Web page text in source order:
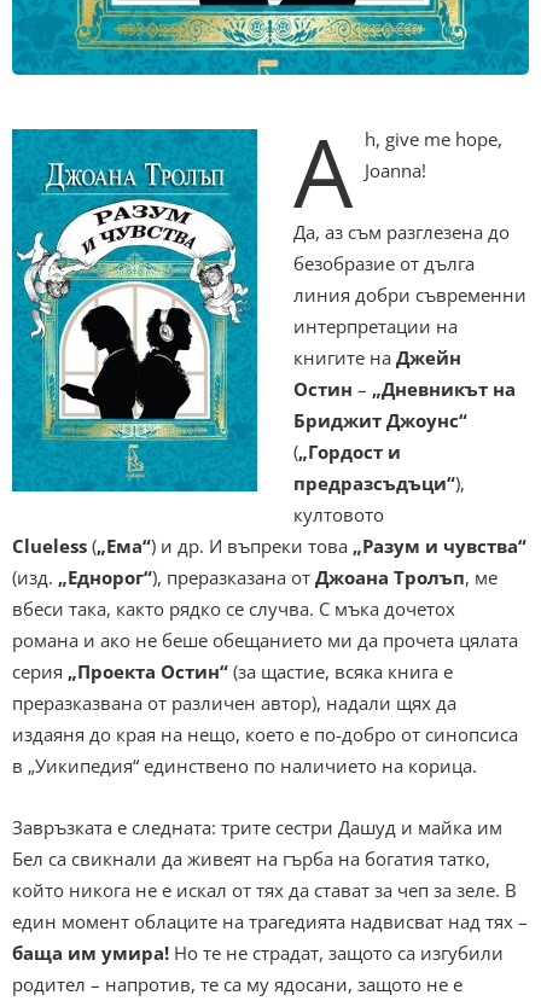
A h, give me hope,
Joanna!
Да, аз съм разглезена до
безобразие от дълга
линия добри съвременни
интерпретации на
книгите на Джейн
Остин – „Дневникът на
Бриджит Джоунс“
(„Гордост и
предразсъдъци“),
култовото
Clueless („Ема“) и др. И въпреки това „Разум и чувства“
(изд. „Еднорог“), преразказана от Джоана Тролъп, ме
вбеси така, както рядко се случва. С мъка дочетох
романа и ако не беше обещанието ми да прочета цялата
серия „Проекта Остин“ (за щастие, всяка книга е
преразказвана от различен автор), надали щях да
издаяня до края на нещо, което е по-добро от синопсиса
в „Уикипедия“ единствено по наличието на корица.
Завръзката е следната: трите сестри Дашуд и майка им
Бел са свикнали да живеят на гърба на богатия татко,
който никога не е искал от тях да стават за чеп за зеле. В
един момент облаците на трагедията надвисват над тях –
баща им умира! Но те не страдат, защото са изгубили
родител – напротив, те са му ядосани, защото не е